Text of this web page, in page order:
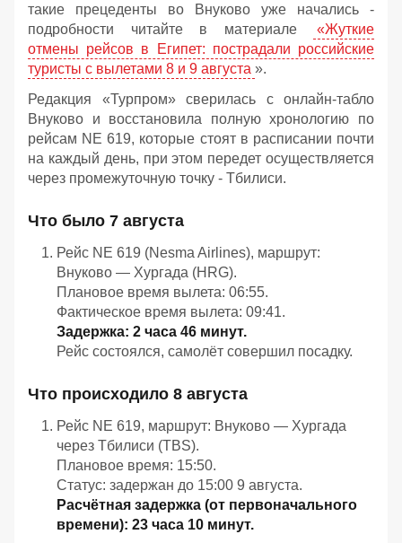
такие прецеденты во Внуково уже начались -
подробности читайте в материале
«Жуткие
отмены рейсов в Египет: пострадали российские
туристы с вылетами 8 и 9 августа ».
Редакция «Турпром» сверилась с онлайн‑табло
Внуково и восстановила полную хронологию по
рейсам NE 619, которые стоят в расписании почти
на каждый день, при этом передет осуществляется
через промежуточную точку - Тбилиси.
Что было 7 августа
Рейс NE 619 (Nesma Airlines), маршрут:
Внуково — Хургада (HRG).
Плановое время вылета: 06:55.
Фактическое время вылета: 09:41.
Задержка: 2 часа 46 минут.
Рейс состоялся, самолёт совершил посадку.
Что происходило 8 августа
Рейс NE 619, маршрут: Внуково — Хургада
через Тбилиси (TBS).
Плановое время: 15:50.
Статус: задержан до 15:00 9 августа.
Расчётная задержка (от первоначального
времени): 23 часа 10 минут.